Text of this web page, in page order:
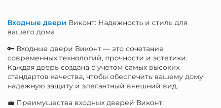
Входные двери Виконт: Надежность и стиль для
вашего дома
🔑 Входные двери Виконт — это сочетание
современных технологий, прочности и эстетики.
Каждая дверь создана с учетом самых высоких
стандартов качества, чтобы обеспечить вашему дому
надежную защиту и элегантный внешний вид.
💼 Преимущества входных дверей Виконт: